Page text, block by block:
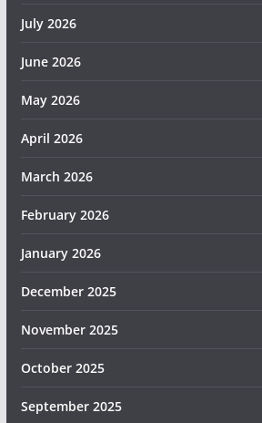
July 2026
June 2026
May 2026
April 2026
March 2026
February 2026
January 2026
December 2025
November 2025
October 2025
September 2025